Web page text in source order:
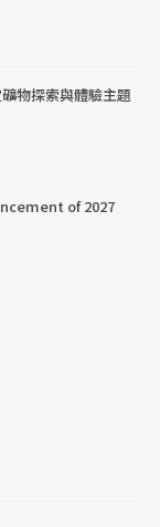
物探索與體驗主題
of 2027